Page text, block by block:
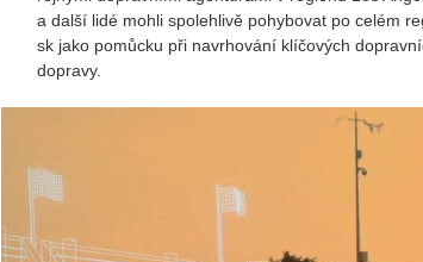
a další lidé mohli spo­leh­li­vě po­hy­bo­vat po celém
sk jako po­můc­ku při na­vr­ho­vá­ní klí­čo­vých
do­pra­vy.